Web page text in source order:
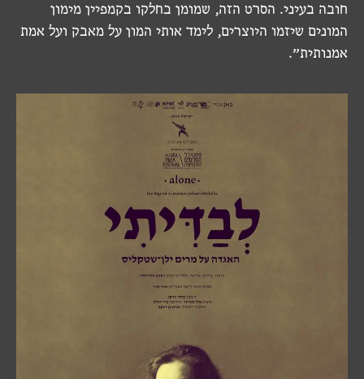
חובה בעיני. הסרט הזה, שמומן בחלקו בקמפיין מימון
המונים שיזמו היוצרים, לימד אותי המון על מאבק ועל אמת
אמנותית״.